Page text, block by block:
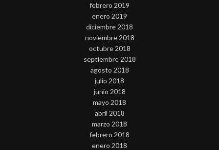
febrero 2019
enero 2019
diciembre 2018
noviembre 2018
octubre 2018
septiembre 2018
agosto 2018
julio 2018
junio 2018
mayo 2018
abril 2018
marzo 2018
febrero 2018
enero 2018